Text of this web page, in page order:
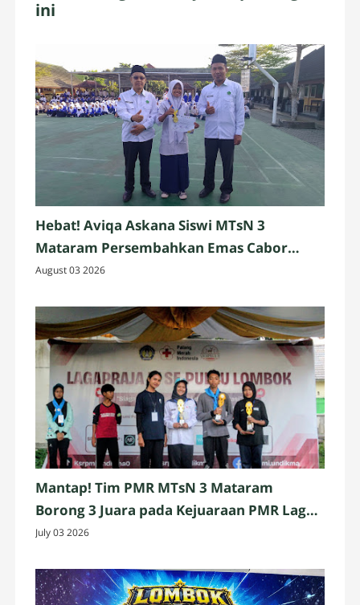
ini
Hebat! Aviqa Askana Siswi MTsN 3
Mataram Persembahkan Emas Cabor
Pencak Silat
August 03 2026
Mantap! Tim PMR MTsN 3 Mataram
Borong 3 Juara pada Kejuaraan PMR Laga
Praja IV 2026 Se-Pulau Lombok
July 03 2026